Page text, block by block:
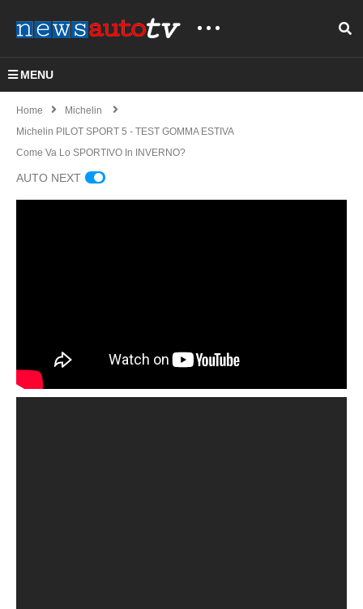
MENU
Home
Michelin
Michelin PILOT SPORT 5 - TEST GOMMA ESTIVA
Come Va Lo SPORTIVO In INVERNO?
AUTO NEXT